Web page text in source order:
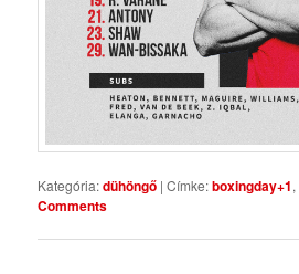
Kategória:dühöngő |Címke:boxingday+1,
Comments